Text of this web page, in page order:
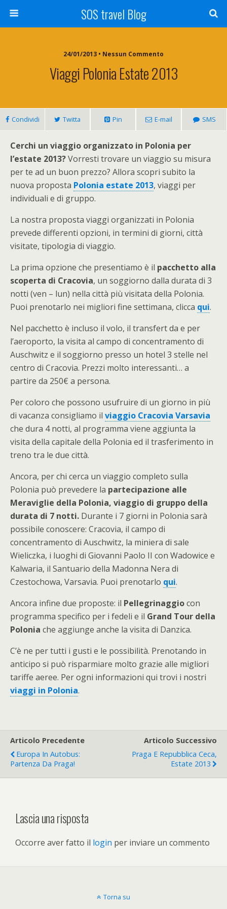
SOS travel Blog
24/01/2013 • Nessun Commento
Viaggi Polonia Estate 2013
Condividi Twitta Pin E-mail SMS
Cerchi un viaggio organizzato in Polonia per
l’estate 2013?Vorresti trovare un viaggio su misura
per te ad un buon prezzo? Allora scopri subito la
nuova proposta Polonia estate 2013, viaggi per
individuali e di gruppo.
La nostra proposta viaggi organizzati in Polonia
prevede differenti opzioni, in termini di giorni, città
visitate, tipologia di viaggio.
La prima opzione che presentiamo è il pacchetto alla
scoperta di Cracovia, un soggiorno dalla durata di 3
notti (ven – lun) nella città più visitata della Polonia.
Puoi prenotarlo nei migliori fine settimana, clicca qui.
Nel pacchetto è incluso il volo, il transfert da e per
l’aeroporto, la visita al campo di concentramento di
Auschwitz e il soggiorno presso un hotel 3 stelle nel
centro di Cracovia. Prezzi molto interessanti… a
partire da 250€ a persona.
Per coloro che possono usufruire di un giorno in più
di vacanza consigliamo il viaggio Cracovia Varsavia
che dura 4 notti, al programma viene aggiunta la
visita della capitale della Polonia ed il trasferimento in
treno tra le due città.
Ancora, per chi cerca un viaggio completo sulla
Polonia può prevedere la partecipazione alle
Meraviglie della Polonia, viaggio di gruppo della
durata di 7 notti. Durante i 7 giorni in Polonia sarà
possibile conoscere: Cracovia, il campo di
concentramento di Auschwitz, la miniera di sale
Wieliczka, i luoghi di Giovanni Paolo II con Wadowice e
Kalwaria, il Santuario della Madonna Nera di
Czestochowa, Varsavia. Puoi prenotarlo qui.
Ancora infine due proposte: il Pellegrinaggiocon
programma specifico per i fedeli e il Grand Tour della
Polonia che aggiunge anche la visita di Danzica.
C’è ne per tutti i gusti e le possibilità. Prenotando in
anticipo si può risparmiare molto grazie alle migliori
tariffe aeree. Per ogni informazioni qui trovi i nostri
viaggi in Polonia.
Articolo Precedente
Europa In Autobus:
Partenza Da Praga!
Articolo Successivo
Praga E Repubblica Ceca,
Estate 2013
Lascia una risposta
Occorre aver fatto il login per inviare un commento
Torna su